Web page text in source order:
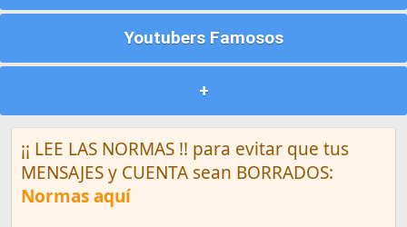
Youtubers Famosos
+
¡¡ LEE LAS NORMAS !! para evitar que tus
MENSAJES y CUENTA sean BORRADOS:
Normas aquí